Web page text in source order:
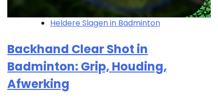
Heldere Slagen in Badminton
Backhand Clear Shot in
Badminton: Grip, Houding,
Afwerking